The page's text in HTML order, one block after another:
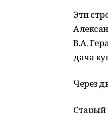
Эти
В.А.
дача
Через
Старый